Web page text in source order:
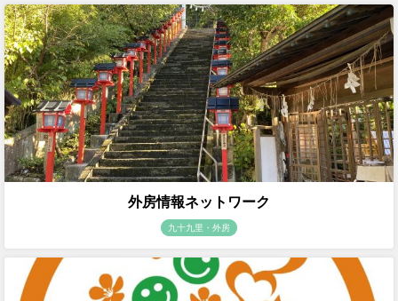
外房情報ネットワーク
九十九里・外房